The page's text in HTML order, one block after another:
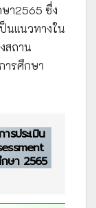
า2565 ซึ่ง
นแนวทางใน
สถาน
ารศึกษา
รประเมิน
ษา 2565